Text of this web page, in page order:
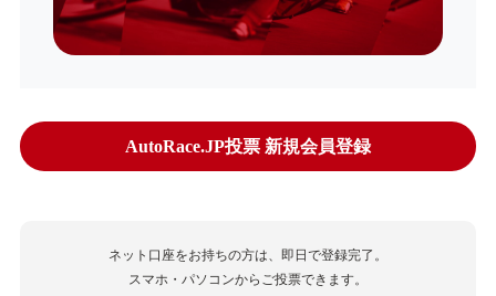
AutoRace.JP投票 新規会員登録
ネット口座をお持ちの方は、即日で登録完了。
スマホ・パソコンからご投票できます。